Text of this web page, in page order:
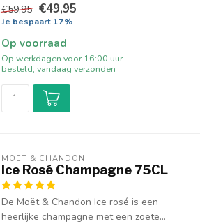
€59,95 €49,95
Je bespaart 17%
Op voorraad
Op werkdagen voor 16:00 uur
besteld, vandaag verzonden
MOËT & CHANDON
Ice Rosé Champagne 75CL
De Moët & Chandon Ice rosé is een
heerlijke champagne met een zoete...